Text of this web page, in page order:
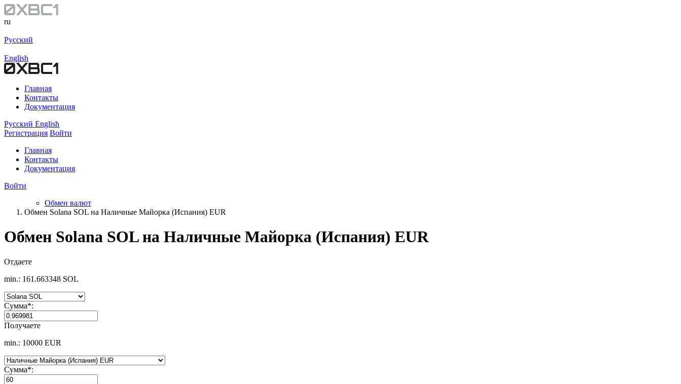
ru
Русский
English
Главная
Контакты
Документация
Русский English
Регистрация Войти
Главная
Контакты
Документация
Войти
Обмен валют
Обмен Solana SOL на Наличные Майорка (Испания) EUR
Обмен Solana SOL на Наличные Майорка (Испания) EUR
Отдаете
min.: 161.663348 SOL
Сумма*:
Получаете
min.: 10000 EUR
Сумма*: